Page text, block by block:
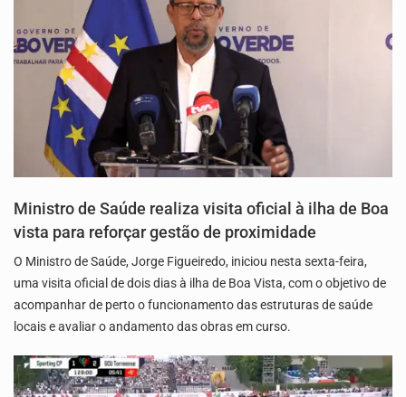
Ministro de Saúde realiza visita oficial à ilha de Boa
vista para reforçar gestão de proximidade
O Ministro de Saúde, Jorge Figueiredo, iniciou nesta sexta-feira,
uma visita oficial de dois dias à ilha de Boa Vista, com o objetivo de
acompanhar de perto o funcionamento das estruturas de saúde
locais e avaliar o andamento das obras em curso.